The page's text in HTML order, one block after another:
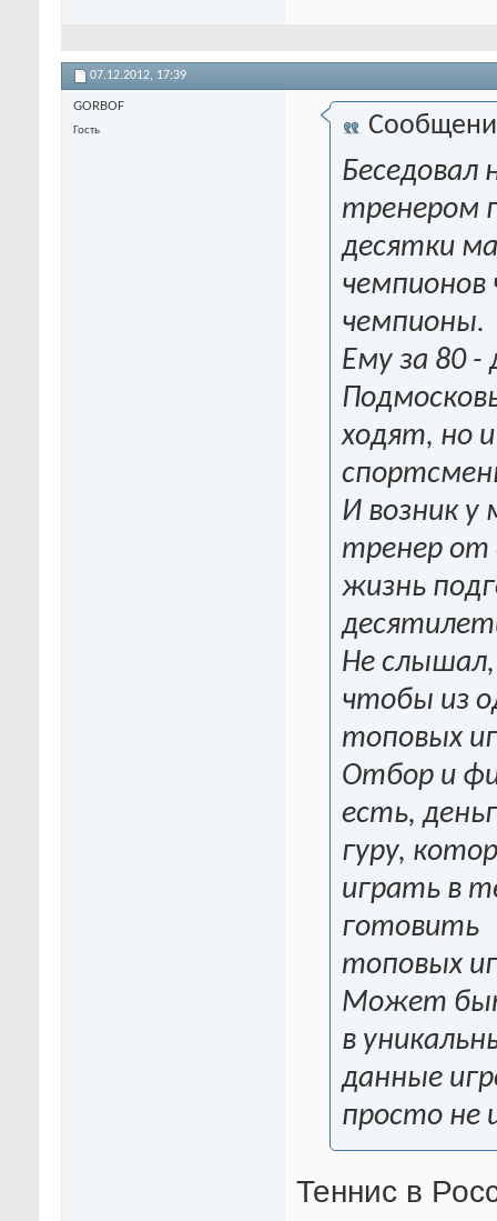
07.12.2012, 17:39
GORBOF
Гость
Беседовал
тренером
десятки
чемпионов
чемпионы.
Ему за 80 -
ходят, но
И возник у
тренер от
жизнь
Не слышал,
чтобы из
топовых
Отбор и
есть,
гуру,
играть в
готовить
топовых
Может
в
данные
просто не
Теннис в